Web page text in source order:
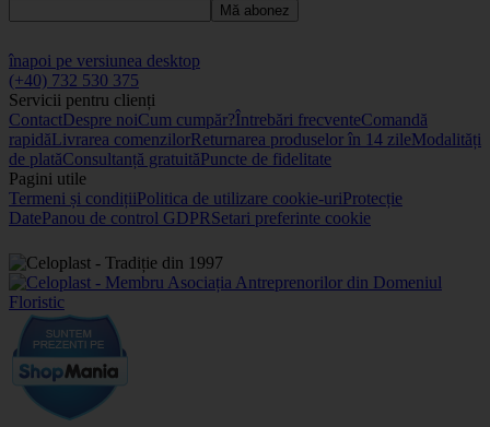
Mă abonez
înapoi pe versiunea desktop
(+40) 732 530 375
Servicii pentru clienți
ContactDespre noiCum cumpăr?Întrebări frecventeComandă
rapidăLivrarea comenzilorReturnarea produselor în 14 zileModalități
de platăConsultanță gratuităPuncte de fidelitate
Pagini utile
Termeni și condițiiPolitica de utilizare cookie-uriProtecție
DatePanou de control GDPRSetari preferinte cookie